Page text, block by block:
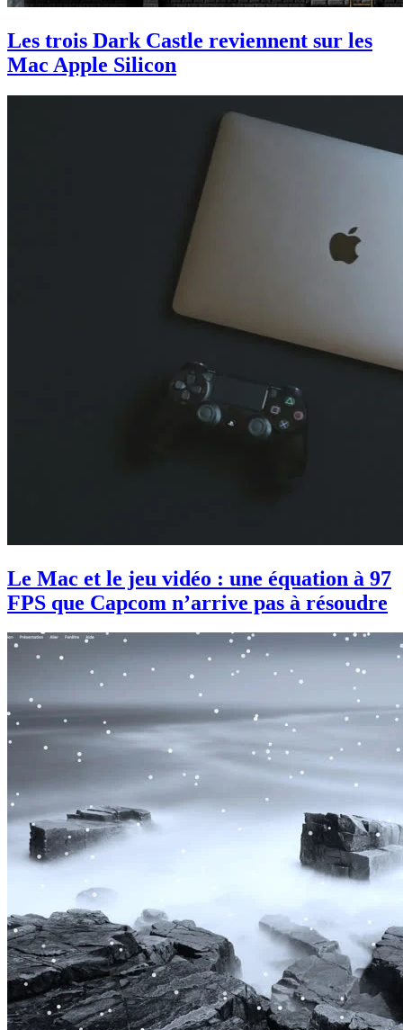
Les trois Dark Castle reviennent sur les
Mac Apple Silicon
Le Mac et le jeu vidéo : une équation à 97
FPS que Capcom n’arrive pas à résoudre